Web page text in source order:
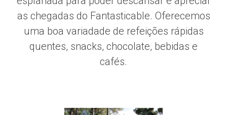
as chegadas do Fantasticable. Oferecemos
uma boa variadade de refeições rápidas
quentes, snacks, chocolate, bebidas e
cafés.